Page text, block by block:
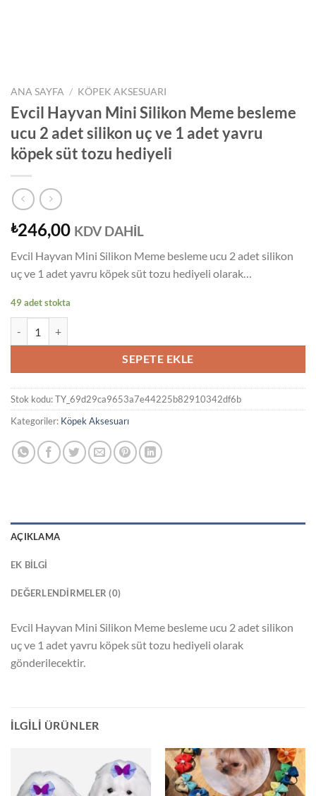
ANA SAYFA / KÖPEK AKSESUARI
Evcil Hayvan Mini Silikon Meme besleme
ucu 2 adet silikon uç ve 1 adet yavru
köpek süt tozu hediyeli
₺246,00 KDV DAHİL
Evcil Hayvan Mini Silikon Meme besleme ucu 2 adet silikon
uç ve 1 adet yavru köpek süt tozu hediyeli olarak…
49 adet stokta
SEPETE EKLE
Stok kodu:TY_69d29ca9653a7e44225b82910342df6b
Kategoriler: Köpek Aksesuarı
AÇIKLAMA
EK BILGI
DEĞERLENDIRMELER (0)
Evcil Hayvan Mini Silikon Meme besleme ucu 2 adet silikon
uç ve 1 adet yavru köpek süt tozu hediyeli olarak
gönderilecektir.
İLGILI ÜRÜNLER